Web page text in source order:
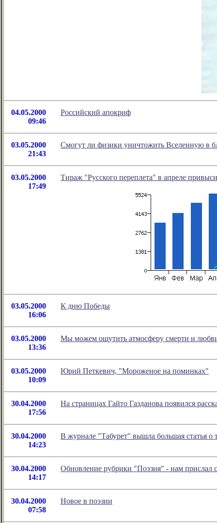
04.05.2000
09:46
Российский апокриф
03.05.2000
21:43
Смогут ли физики уничтожить Вселенную в
03.05.2000
17:49
Тираж "Русского переплета" в апреле
03.05.2000
16:06
К дню Победы
03.05.2000
13:36
Мы можем ощутить атмосферу смерти и
03.05.2000
10:09
Юрий Петкевич, "Мороженое на поминках"
30.04.2000
17:56
На страницах Гайто Газданова появился
30.04.2000
14:23
В журнале "Табурет" вышла большая статья о
30.04.2000
14:17
Обновление рубрики "Поэзия" - нам прислал
30.04.2000
07:58
Новое в поэзии